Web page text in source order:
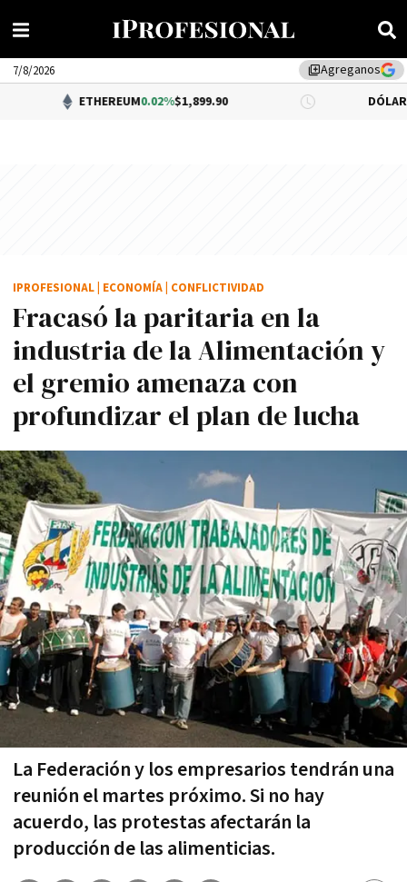
library_addAgreganos
7/8/2026
0.02%$1,899.90 DÓLAR BNA
Fracasó la paritaria en la
industria de la Alimentación y
el gremio amenaza con
profundizar el plan de lucha
La Federación y los empresarios tendrán una
reunión el martes próximo. Si no hay
acuerdo, las protestas afectarán la
producción de las alimenticias.
IPROFESIONAL ECONOMÍA CONFLICTIVIDAD